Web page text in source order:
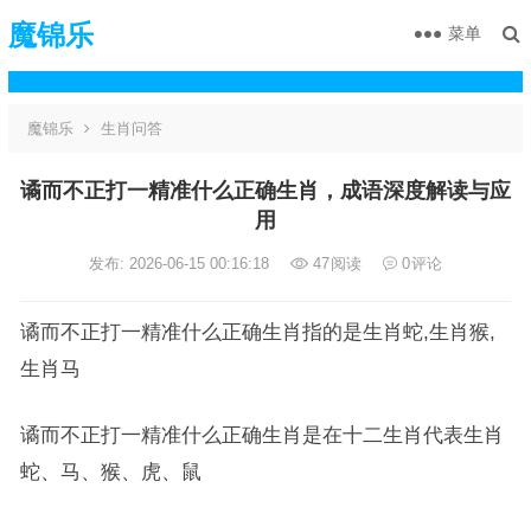
魔锦乐 菜单
魔锦乐 生肖问答
谲而不正打一精准什么正确生肖，成语深度解读与应
用
发布: 2026-06-15 00:16:18 47阅读 0评论
谲而不正打一精准什么正确生肖指的是生肖蛇,生肖猴,
生肖马
谲而不正打一精准什么正确生肖是在十二生肖代表生肖
蛇、马、猴、虎、鼠